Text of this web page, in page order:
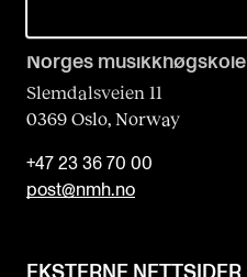
Norges musikk­høgskole
Slemdalsveien 11
0369 Oslo, Norway
+47 23 36 70 00
post@nmh.no